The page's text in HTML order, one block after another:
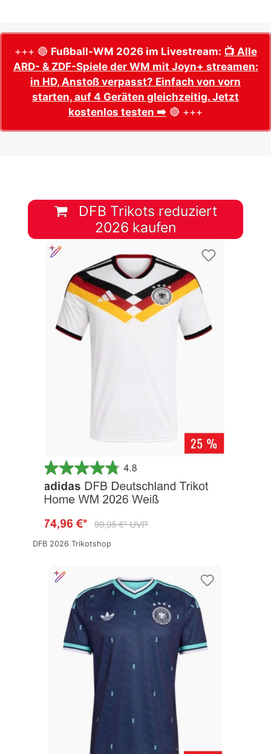
+++ 🔴 Fußball-WM 2026 im Livestream: 📺 Alle
ARD- & ZDF-Spiele der WM mit Joyn+ streamen:
in HD, Anstoß verpasst? Einfach von vorn
starten, auf 4 Geräten gleichzeitig. Jetzt
kostenlos testen ➡️ 🔴 +++
DFB Trikots reduziert
2026 kaufen
DFB 2026 Trikotshop